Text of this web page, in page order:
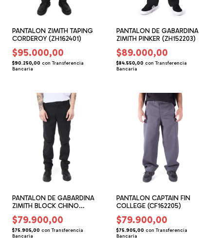
PANTALON ZIMITH TAPING
CORDEROY (ZH162401)
$95.000,00
$90.250,00 con Transferencia
Bancaria
PANTALON DE GABARDINA
ZIMITH PINKER (ZH152203)
$89.000,00
$84.550,00 con Transferencia
Bancaria
PANTALON DE GABARDINA
ZIMITH BLOCK CHINO
(ZH152204)
$79.900,00
$75.905,00 con Transferencia
Bancaria
PANTALON CAPTAIN FIN
COLLEGE (CF162205)
$79.900,00
$75.905,00 con Transferencia
Bancaria